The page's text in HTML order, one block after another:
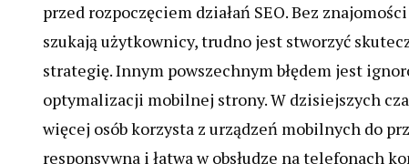
przed rozpoczęciem działań SEO. Bez
szukają użytkownicy, trudno jest stworzyć
strategię. Innym powszechnym błędem jest
optymalizacji mobilnej strony. W dzisiejszych
więcej osób korzysta z urządzeń mobilnych do
responsywna i łatwa w obsłudze na telefonach